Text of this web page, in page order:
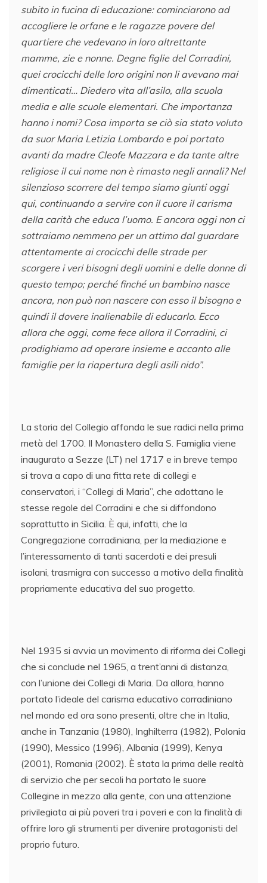
subito in fucina di educazione: cominciarono ad
accogliere le orfane e le ragazze povere del
quartiere che vedevano in loro altrettante
mamme, zie e nonne. Degne figlie del Corradini,
quei crocicchi delle loro origini non li avevano mai
dimenticati… Diedero vita all’asilo, alla scuola
media e alle scuole elementari. Che importanza
hanno i nomi? Cosa importa se ciò sia stato voluto
da suor Maria Letizia Lombardo e poi portato
avanti da madre Cleofe Mazzara e da tante altre
religiose il cui nome non è rimasto negli annali? Nel
silenzioso scorrere del tempo siamo giunti oggi
qui, continuando a servire con il cuore il carisma
della carità che educa l’uomo. E ancora oggi non ci
sottraiamo nemmeno per un attimo dal guardare
attentamente ai crocicchi delle strade per
scorgere i veri bisogni degli uomini e delle donne di
questo tempo; perché finché un bambino nasce
ancora, non può non nascere con esso il bisogno e
quindi il dovere inalienabile di educarlo. Ecco
allora che oggi, come fece allora il Corradini, ci
prodighiamo ad operare insieme e accanto alle
famiglie per la riapertura degli asili nido”.
La storia del Collegio affonda le sue radici nella prima
metà del 1700. Il Monastero della S. Famiglia viene
inaugurato a Sezze (LT) nel 1717 e in breve tempo
si trova a capo di una fitta rete di collegi e
conservatori, i “Collegi di Maria”, che adottano le
stesse regole del Corradini e che si diffondono
soprattutto in Sicilia. È qui, infatti, che la
Congregazione corradiniana, per la mediazione e
l’interessamento di tanti sacerdoti e dei presuli
isolani, trasmigra con successo a motivo della finalità
propriamente educativa del suo progetto.
Nel 1935 si avvia un movimento di riforma dei Collegi
che si conclude nel 1965, a trent’anni di distanza,
con l’unione dei Collegi di Maria. Da allora, hanno
portato l’ideale del carisma educativo corradiniano
nel mondo ed ora sono presenti, oltre che in Italia,
anche in Tanzania (1980), Inghilterra (1982), Polonia
(1990), Messico (1996), Albania (1999), Kenya
(2001), Romania (2002). È stata la prima delle realtà
di servizio che per secoli ha portato le suore
Collegine in mezzo alla gente, con una attenzione
privilegiata ai più poveri tra i poveri e con la finalità di
offrire loro gli strumenti per divenire protagonisti del
proprio futuro.